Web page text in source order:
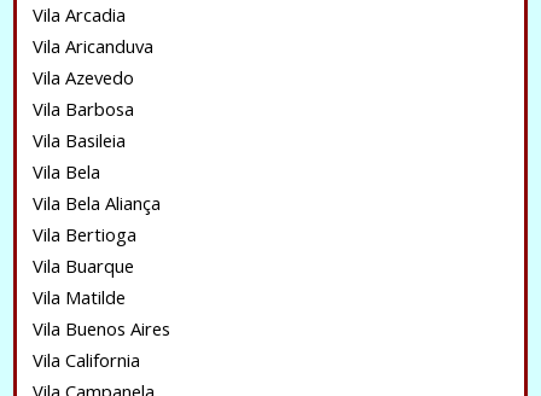
Vila Arcadia
Vila Aricanduva
Vila Azevedo
Vila Barbosa
Vila Basileia
Vila Bela
Vila Bela Aliança
Vila Bertioga
Vila Buarque
Vila Matilde
Vila Buenos Aires
Vila California
Vila Campanela